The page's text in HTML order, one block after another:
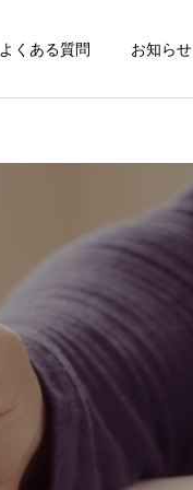
よくある質問 お知らせ